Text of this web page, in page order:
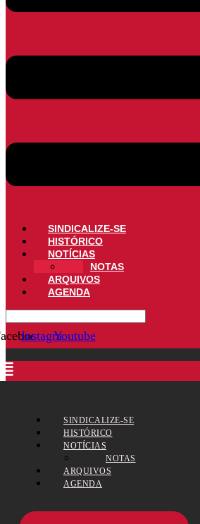
SINDICALIZE-SE
HISTÓRICO
NOTÍCIAS
NOTAS
ARQUIVOS
AGENDA
InstagramYoutube
SINDICALIZE-SE
HISTÓRICO
NOTÍCIAS
NOTAS
ARQUIVOS
AGENDA